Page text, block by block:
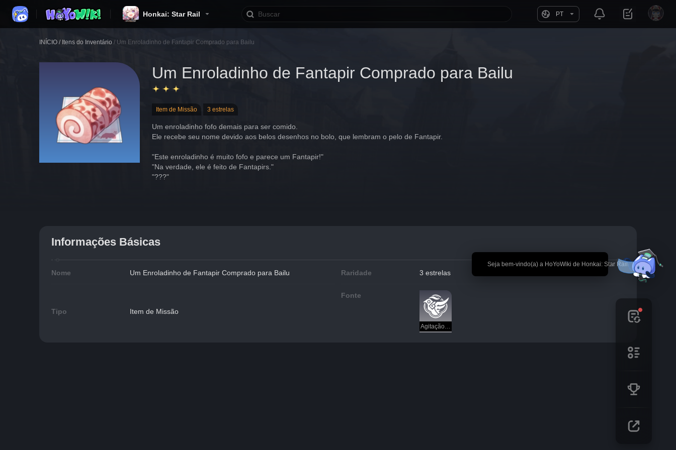
Honkai: Star Rail PT
🎉 Seja bem-vindo(a) a HoYoWiki de Honkai: Star Rail!
INÍCIO / Itens do Inventário / Um Enroladinho de Fantapir Comprado para Bailu
Um Enroladinho de Fantapir Comprado para Bailu
Item de Missão 3 estrelas
Um enroladinho fofo demais para ser comido.
Ele recebe seu nome devido aos belos desenhos no bolo, que lembram o pelo de Fantapir.
"Este enroladinho é muito fofo e parece um Fantapir!"
"Na verdade, ele é feito de Fantapirs."
"???"
Informações Básicas
Nome Um Enroladinho de Fantapir Comprado para Bailu Raridade 3 estrelas
Tipo Item de Missão
Fonte
Agitação do Beco Aurum